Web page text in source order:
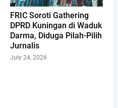
FRIC Soroti Gathering
DPRD Kuningan di Waduk
Darma, Diduga Pilah-Pilih
Jurnalis
July 24, 2026